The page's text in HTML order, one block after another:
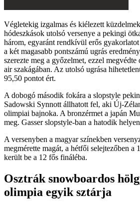
Végletekig izgalmas és kiélezett
hódeszkások utolsó versenye a pekingi
három, egyaránt rendkívül erős
a két magasabb pontszámú ugrás
szerezte meg a győzelmet, ezzel
air szakágában. Az utolsó ugrása
95,50 pontot ért.
A dobogó második fokára a slopstyle
Sadowski Synnott állhatott fel, aki Új-
olimpiai bajnoka. A bronzérmet a japán
meg. Gasser slopstyle-ban a hatodik
A versenyben a magyar színekben
megmérette magát, a hétfői selejtezőben a
került be a 12 fős fináléba.
Osztrák snowboardos
olimpia egyik sztárja